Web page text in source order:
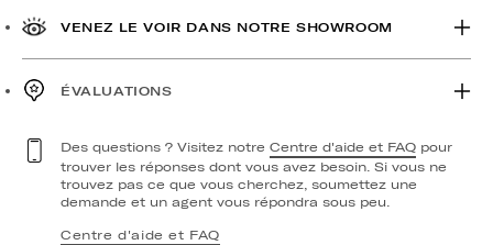
VENEZ LE VOIR DANS NOTRE SHOWROOM
ÉVALUATIONS
Des questions ? Visitez notre Centre d'aide et FAQ pour
trouver les réponses dont vous avez besoin. Si vous ne
trouvez pas ce que vous cherchez, soumettez une
demande et un agent vous répondra sous peu.
Centre d'aide et FAQ